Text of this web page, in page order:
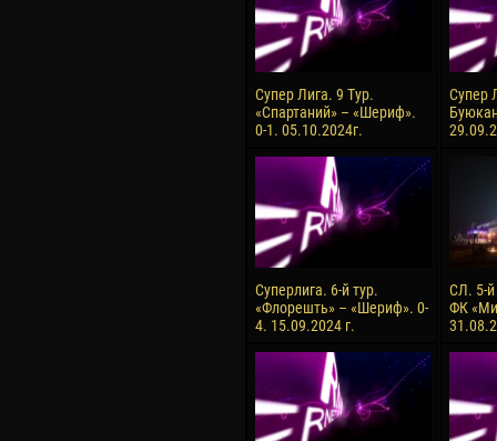
Супер Лига. 9 Тур.
«Спартаний» – «Шериф».
0-1. 05.10.2024г.
Супер
Суперлига. 6-й тур.
«Флорешть» – «Шериф». 0-
4. 15.09.2024 г.
СЛ. 5-
ФК